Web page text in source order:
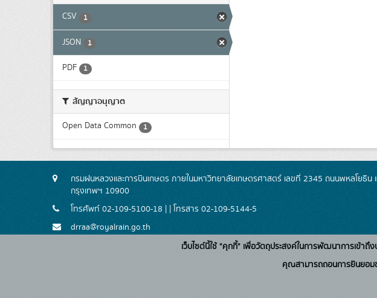
CSV 1
JSON 1
PDF 1
สัญญาอนุญาต
Open Data Common 1
กรมฝนหลวงและการบินเกษตร ภายในมหาวิทยาลัยเกษตรศาสตร์ เลขที่ 2345 ถนนพหลโยธิน
กรุงเทพฯ 10900
โทรศัพท์ 02-109-5100-18 | | โทรสาร 02-109-5144-5
drraa@royalrain.go.th
เว็บไซต์นี้ใช้ "คุกกี้" เพื่อวัตถุประสงค์ในการพัฒนาการเข้า
คุณสามารถถอนการยินยอม